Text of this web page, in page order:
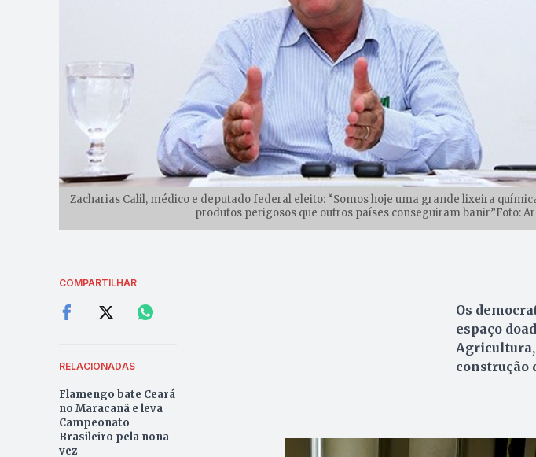
Zacharias Calil, médico e deputado federal eleito: “Somos hoje uma grande lixeira
produtos perigosos que outros países conseguiram banir”Foto:
COMPARTILHAR
RELACIONADAS
Flamengo bate Ceará
no Maracanã e leva
Campeonato
Brasileiro pela nona
vez
Os
espaço
construção